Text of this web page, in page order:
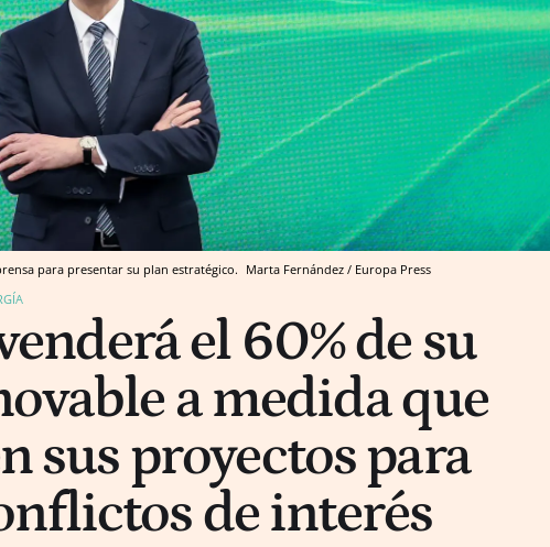
para presentar su plan estratégico. Marta Fernández / Europa Press
el 60% de su
a medida que
sus proyectos para
de interés